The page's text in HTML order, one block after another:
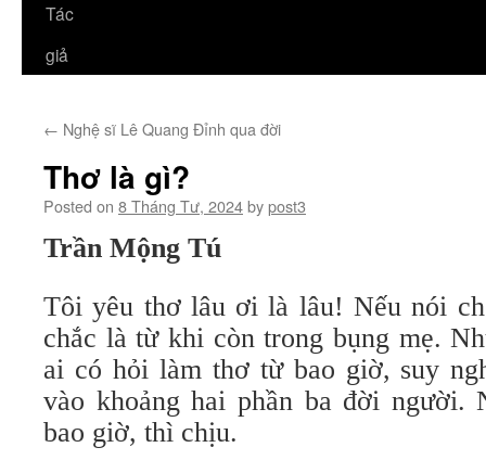
Tác
giả
← Nghệ sĩ Lê Quang Đỉnh qua đời
Thơ là gì?
Posted on 8 Tháng Tư, 2024bypost3
Trần Mộng Tú
Tôi yêu thơ lâu ơi là lâu! Nếu nói
chắc là từ khi còn trong bụng mẹ.
ai có hỏi làm thơ từ bao giờ, suy
vào khoảng hai phần ba đời người.
bao giờ, thì chịu.